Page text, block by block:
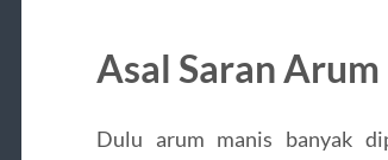
Asal Saran
Dulu arum manis banyak